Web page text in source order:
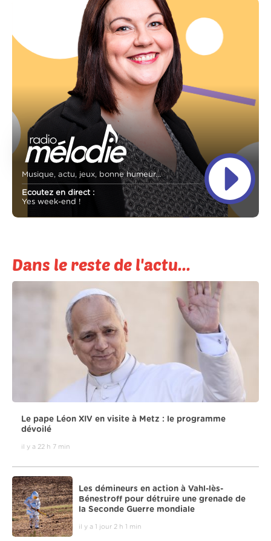
Musique, actu, jeux, bonne humeur...
Ecoutez en direct :
Yes week-end !
Dans le reste de l'actu...
Le pape Léon XIV en visite à Metz : le programme
dévoilé
il y a 22 h 7 min
Les démineurs en action à Vahl-lès-
Bénestroff pour détruire une grenade de
la Seconde Guerre mondiale
il y a 1 jour 2 h 1 min